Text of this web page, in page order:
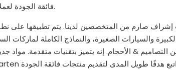
حلقة مكبس PVD فائقة الجودة لعملائنا المرموقين.
والسيارات الصغيرة، والنماذج الكاملة لماركات
& الأحجام. إنه يتميز بتقنيات متقدمة. مواد